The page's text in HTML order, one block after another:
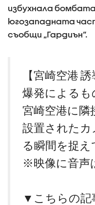
избухнала
югозападната
съобщи „Гардиън“.
【宮崎空港
爆発によるも
宮崎空港に隣
設置された
る瞬間を捉え
※映像に音声
▼こちらの記